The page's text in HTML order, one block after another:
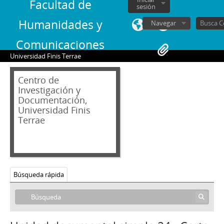
Facultad de
Humanidades y
Comunicaciones
sesión
Navegar
Universidad Finis Terrae
Centro de
Investigación y
Documentación,
Universidad Finis
Terrae
Búsqueda rápida
1 - Carta firmada de Patricio Huneeus Salas a Gabriela Matte Domeyko en la que autoriza la utilización de las cartas de Jorge Alessandri que él conserva como receptor.
2 - Carta sin firma de Jorge Alessandri Rodríguez a Jorge Asenjo Gatti con motivo del seguimiento de las prescripciones fitosanitarias
4 - Carta firmada de Jorge Asenjo Gatti a Jorge Alessandri
5 - Carta firmada de Ruy Barbosa P. a Jorge Alessandri con documentos adjuntos
6 - Carta de Jorge Alessandri a Jorge Asenjo Gatti con documento adjunto
8 - Carta firmada de Ernesto Murillo Costa a Jorge Alessandri
9 - Carta de Jorge Alessandri a Rebeca Ruiz Vergara de León
13 - Carta de Jorge Alessandri a María Elena Vukovic de Calcutta
15 - Saludo de Jorge Alessandri a Erico Schwenk W.
16 - Carta de Jorge Alessandri a Raúl Guevara Reyes
17 - Carta de Jorge Alessandri a Luis Ramírez Sanz